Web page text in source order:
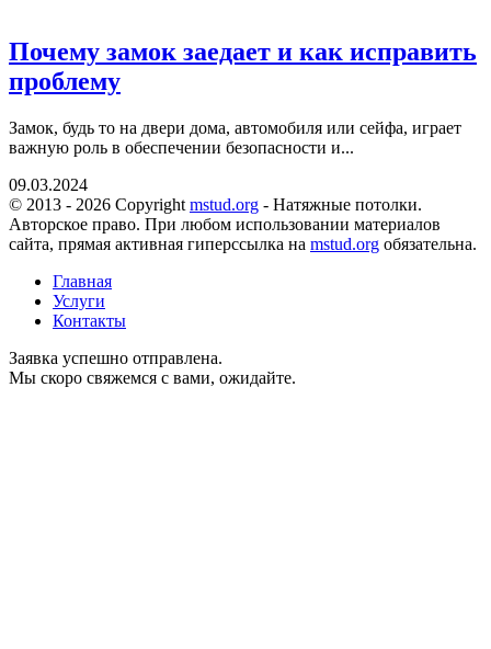
Почему замок заедает и как исправить
проблему
Замок, будь то на двери дома, автомобиля или сейфа, играет
важную роль в обеспечении безопасности и...
09.03.2024
© 2013 - 2026 Copyright mstud.org - Натяжные потолки.
Авторское право. При любом использовании материалов
сайта, прямая активная гиперссылка на mstud.org обязательна.
Главная
Услуги
Контакты
Заявка успешно отправлена.
Мы скоро свяжемся с вами, ожидайте.